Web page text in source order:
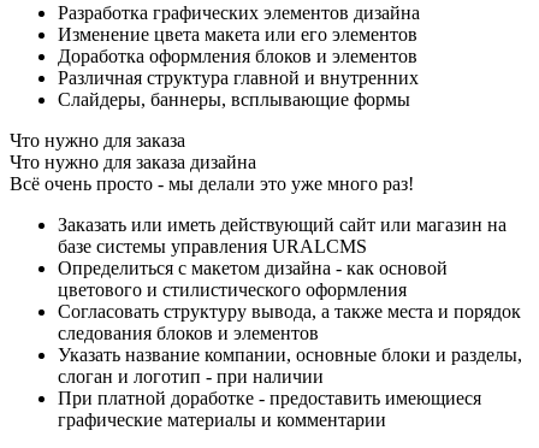
Разработка графических элементов дизайна
Изменение цвета макета или его элементов
Доработка оформления блоков и элементов
Различная структура главной и внутренних
Слайдеры, баннеры, всплывающие формы
Что нужно для заказа
Что нужно для заказа дизайна
Всё очень просто - мы делали это уже много раз!
Заказать или иметь действующий сайт или магазин на
базе системы управления URALCMS
Определиться с макетом дизайна - как основой
цветового и стилистического оформления
Согласовать структуру вывода, а также места и порядок
следования блоков и элементов
Указать название компании, основные блоки и разделы,
слоган и логотип - при наличии
При платной доработке - предоставить имеющиеся
графические материалы и комментарии